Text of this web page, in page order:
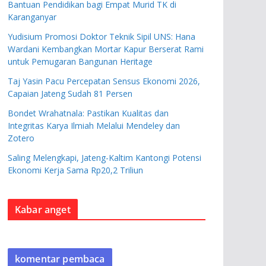
Bantuan Pendidikan bagi Empat Murid TK di
Karanganyar
Yudisium Promosi Doktor Teknik Sipil UNS: Hana
Wardani Kembangkan Mortar Kapur Berserat Rami
untuk Pemugaran Bangunan Heritage
Taj Yasin Pacu Percepatan Sensus Ekonomi 2026,
Capaian Jateng Sudah 81 Persen
Bondet Wrahatnala: Pastikan Kualitas dan
Integritas Karya Ilmiah Melalui Mendeley dan
Zotero
Saling Melengkapi, Jateng-Kaltim Kantongi Potensi
Ekonomi Kerja Sama Rp20,2 Triliun
Kabar anget
komentar pembaca